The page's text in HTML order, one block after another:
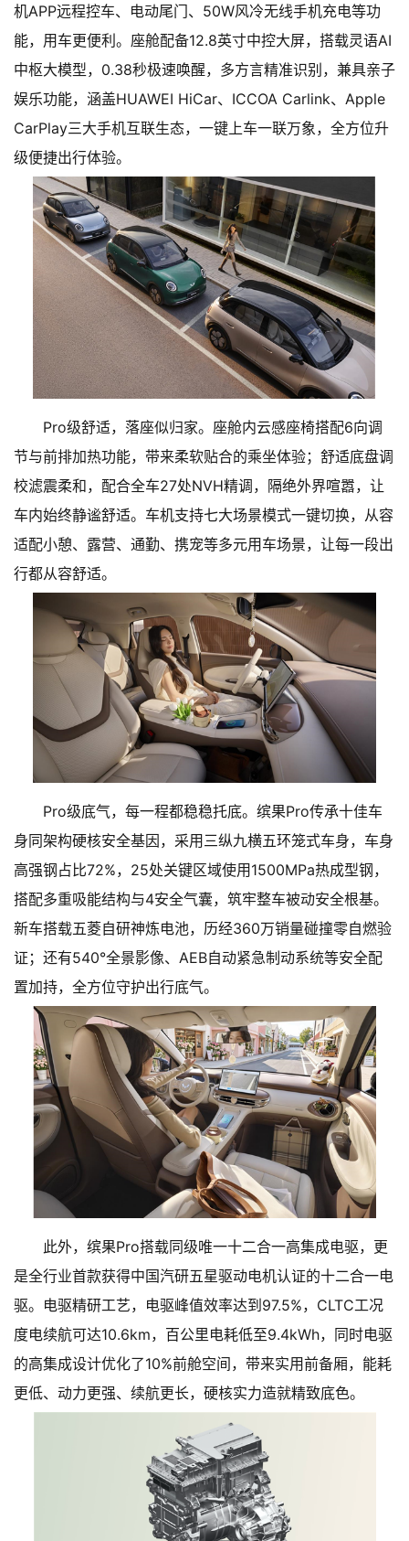
机APP远程控车、电动尾门、50W风冷无线手机充电等功
能，用车更便利。座舱配备12.8英寸中控大屏，搭载灵语AI
中枢大模型，0.38秒极速唤醒，多方言精准识别，兼具亲子
娱乐功能，涵盖HUAWEI HiCar、ICCOA Carlink、Apple
CarPlay三大手机互联生态，一键上车一联万象，全方位升
级便捷出行体验。
Pro级舒适，落座似归家。座舱内云感座椅搭配6向调
节与前排加热功能，带来柔软贴合的乘坐体验；舒适底盘调
校滤震柔和，配合全车27处NVH精调，隔绝外界喧嚣，让
车内始终静谧舒适。车机支持七大场景模式一键切换，从容
适配小憩、露营、通勤、携宠等多元用车场景，让每一段出
行都从容舒适。
Pro级底气，每一程都稳稳托底。缤果Pro传承十佳车
身同架构硬核安全基因，采用三纵九横五环笼式车身，车身
高强钢占比72%，25处关键区域使用1500MPa热成型钢，
搭配多重吸能结构与4安全气囊，筑牢整车被动安全根基。
新车搭载五菱自研神炼电池，历经360万销量碰撞零自燃验
证；还有540°全景影像、AEB自动紧急制动系统等安全配
置加持，全方位守护出行底气。
此外，缤果Pro搭载同级唯一十二合一高集成电驱，更
是全行业首款获得中国汽研五星驱动电机认证的十二合一电
驱。电驱精研工艺，电驱峰值效率达到97.5%，CLTC工况
度电续航可达10.6km，百公里电耗低至9.4kWh，同时电驱
的高集成设计优化了10%前舱空间，带来实用前备厢，能耗
更低、动力更强、续航更长，硬核实力造就精致底色。